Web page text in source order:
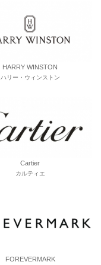
HARRY WINSTON
ハリー・ウィンストン
Cartier
カルティエ
FOREVERMARK